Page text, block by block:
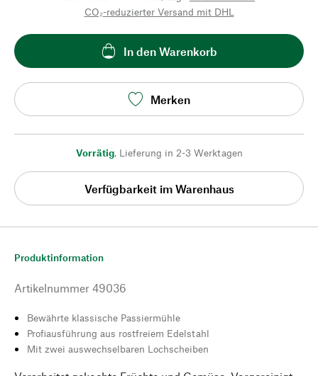
CO₂-reduzierter Versand mit DHL
In den Warenkorb
Merken
Vorrätig, Lieferung in 2-3 Werktagen
Verfügbarkeit im Warenhaus
Produktinformation
Artikelnummer 49036
Bewährte klassische Passiermühle
Profiausführung aus rostfreiem Edelstahl
Mit zwei auswechselbaren Lochscheiben